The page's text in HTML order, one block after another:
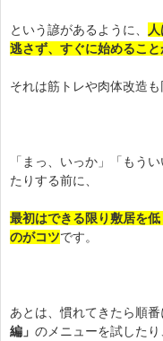
という諺があるように、
逃さず、すぐに始めるこ
それは筋トレや肉体改造も
「まっ、いっか」「もう
たりする前に、
最初はできる限り敷居を
のがコツです。
あとは、慣れてきたら順
編」 のメニューを試した